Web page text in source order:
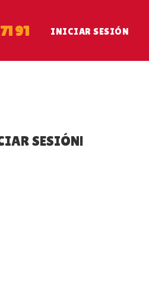
91 INICIAR SESIÓN
SESIÓN!